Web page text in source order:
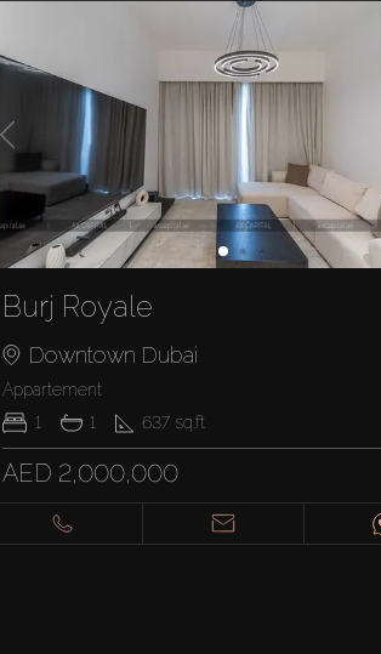
Burj Royale
Downtown Dubai
Appartement
1
1 637 sq.ft
AED 2,000,000